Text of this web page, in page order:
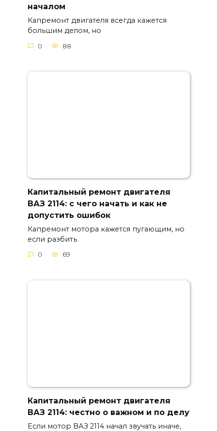
началом
Капремонт двигателя всегда кажется
большим делом, но
0 88
Капитальный ремонт двигателя
ВАЗ 2114: с чего начать и как не
допустить ошибок
Капремонт мотора кажется пугающим, но
если разбить
0 69
Капитальный ремонт двигателя
ВАЗ 2114: честно о важном и по делу
Если мотор ВАЗ 2114 начал звучать иначе,